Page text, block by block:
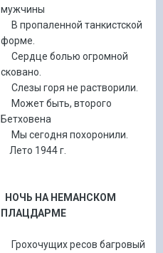
мужчины
В пропаленной танкистской
форме.
Сердце болью огромной
сковано.
Слезы горя не растворили.
Может быть, второго
Бетховена
Мы сегодня похоронили.
Лето 1944 г.
НОЧЬ НА НЕМАНСКОМ
ПЛАЦДАРМЕ
Грохочущих ресов багровый